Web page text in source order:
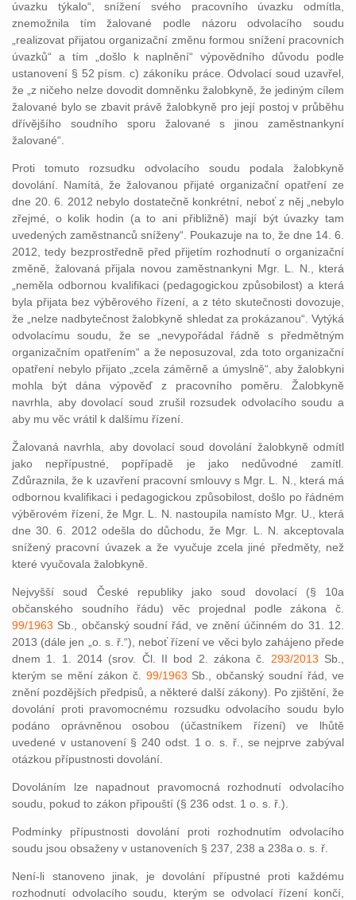
úvazku týkalo“, snížení svého pracovního úvazku odmítla,
znemožnila tím žalované podle názoru odvolacího soudu
„realizovat přijatou organizační změnu formou snížení pracovních
úvazků“ a tím „došlo k naplnění“ výpovědního důvodu podle
ustanovení § 52 písm. c) zákoníku práce. Odvolací soud uzavřel,
že „z ničeho nelze dovodit domněnku žalobkyně, že jediným cílem
žalované bylo se zbavit právě žalobkyně pro její postoj v průběhu
dřívějšího soudního sporu žalované s jinou zaměstnankyní
žalované“.
Proti tomuto rozsudku odvolacího soudu podala žalobkyně
dovolání. Namítá, že žalovanou přijaté organizační opatření ze
dne 20. 6. 2012 nebylo dostatečně konkrétní, neboť z něj „nebylo
zřejmé, o kolik hodin (a to ani přibližně) mají být úvazky tam
uvedených zaměstnanců sníženy“. Poukazuje na to, že dne 14. 6.
2012, tedy bezprostředně před přijetím rozhodnutí o organizační
změně, žalovaná přijala novou zaměstnankyni Mgr. L. N., která
„neměla odbornou kvalifikaci (pedagogickou způsobilost) a která
byla přijata bez výběrového řízení, a z této skutečnosti dovozuje,
že „nelze nadbytečnost žalobkyně shledat za prokázanou“. Vytýká
odvolacímu soudu, že se „nevypořádal řádně s předmětným
organizačním opatřením“ a že neposuzoval, zda toto organizační
opatření nebylo přijato „zcela záměrně a úmyslně“, aby žalobkyni
mohla být dána výpověď z pracovního poměru. Žalobkyně
navrhla, aby dovolací soud zrušil rozsudek odvolacího soudu a
aby mu věc vrátil k dalšímu řízení.
Žalovaná navrhla, aby dovolací soud dovolání žalobkyně odmítl
jako nepřípustné, popřípadě je jako nedůvodné zamítl.
Zdůraznila, že k uzavření pracovní smlouvy s Mgr. L. N., která má
odbornou kvalifikaci i pedagogickou způsobilost, došlo po řádném
výběrovém řízení, že Mgr. L. N. nastoupila namísto Mgr. U., která
dne 30. 6. 2012 odešla do důchodu, že Mgr. L. N. akceptovala
snížený pracovní úvazek a že vyučuje zcela jiné předměty, než
které vyučovala žalobkyně.
Nejvyšší soud České republiky jako soud dovolací (§ 10a
občanského soudního řádu) věc projednal podle zákona č.
99/1963 Sb., občanský soudní řád, ve znění účinném do 31. 12.
2013 (dále jen „o. s. ř.“), neboť řízení ve věci bylo zahájeno přede
dnem 1. 1. 2014 (srov. Čl. II bod 2. zákona č. 293/2013 Sb.,
kterým se mění zákon č. 99/1963 Sb., občanský soudní řád, ve
znění pozdějších předpisů, a některé další zákony). Po zjištění, že
dovolání proti pravomocnému rozsudku odvolacího soudu bylo
podáno oprávněnou osobou (účastníkem řízení) ve lhůtě
uvedené v ustanovení § 240 odst. 1 o. s. ř., se nejprve zabýval
otázkou přípustnosti dovolání.
Dovoláním lze napadnout pravomocná rozhodnutí odvolacího
soudu, pokud to zákon připouští (§ 236 odst. 1 o. s. ř.).
Podmínky přípustnosti dovolání proti rozhodnutím odvolacího
soudu jsou obsaženy v ustanoveních § 237, 238 a 238a o. s. ř.
Není-li stanoveno jinak, je dovolání přípustné proti každému
rozhodnutí odvolacího soudu, kterým se odvolací řízení končí,